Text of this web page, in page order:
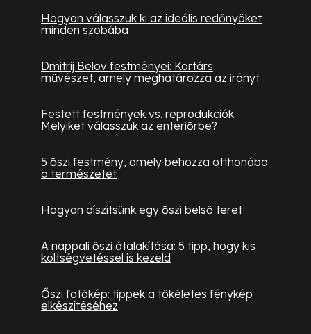
Hogyan válasszuk ki az ideális redőnyöket
minden szobába
Dmitrij Belov festményei: Kortárs
művészet, amely meghatározza az irányt
Festett festmények vs. reprodukciók:
Melyiket válasszuk az enteriőrbe?
5 őszi festmény, amely behozza otthonába
a természetet
Hogyan díszítsünk egy őszi belső teret
A nappali őszi átalakítása: 5 tipp, hogy kis
költségvetéssel is kezeld
Őszi fotókép: tippek a tökéletes fénykép
elkészítéséhez